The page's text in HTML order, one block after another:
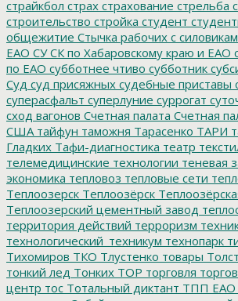
страйкбол страх страхование стрельба
строительство стройка студент
общежитие Стычка рабочих с
ЕАО СУ СК по Хабаровскому краю и ЕАО
по ЕАО субботнее чтиво субботник
Суд суд присяжных судебные приставы
суперасфальт суперлуние суррогат
сход вагонов Счетная палата Счетная
США тайфун таможня Тарасенко ТАРИ
Гладких Тафи-диагностика театр
телемедицинские технологии теневая
экономика тепловоз тепловые сети
Теплоозерск Теплоозёрск
Теплоозерский цементный завод
территория действий терроризм
технологический_техникум технопарк
Тихомиров ТКО Тлустенко товары
тонкий лед Тонких ТОР торговля
центр тос Тотальный диктант ТПП ЕАО